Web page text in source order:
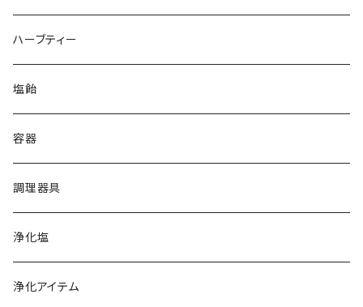
レッド
コーラル
ペルー天日塩
イラン岩塩
グレー
オレンジ
オーストラリア湖塩
ハワイ天日塩
クリスタル
レッド
フランス天日塩
カマルグ
イタリア岩塩
ハーブティー
塩飴
容器
調理器具
浄化塩
浄化アイテム